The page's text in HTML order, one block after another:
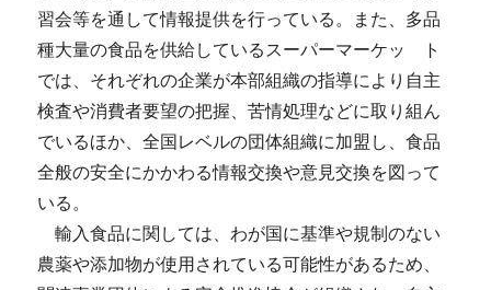
習会等を通して情報提供を行っている。また、多品
種大量の食品を供給しているスーパーマーケッ ト
では、それぞれの企業が本部組織の指導により自主
検査や消費者要望の把握、苦情処理などに取り組ん
でいるほか、全国レベルの団体組織に加盟し、食品
全般の安全にかかわる情報交換や意見交換を図って
いる。
輸入食品に関しては、わが国に基準や規制のない
農薬や添加物が使用されている可能性があるため、